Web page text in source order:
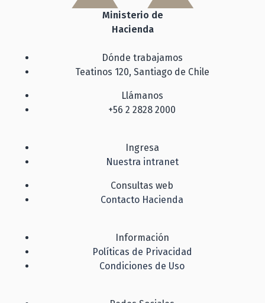
Ministerio de
Hacienda
Dónde trabajamos
Teatinos 120, Santiago de Chile
Llámanos
+56 2 2828 2000
Ingresa
Nuestra intranet
Consultas web
Contacto Hacienda
Información
Políticas de Privacidad
Condiciones de Uso